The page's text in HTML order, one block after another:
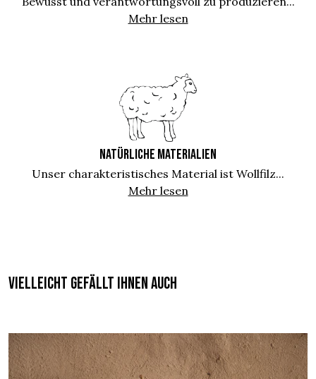
Mehr lesen
NATÜRLICHE MATERIALIEN
Unser charakteristisches Material ist Wollfilz...
Mehr lesen
Vielleicht gefällt Ihnen auch